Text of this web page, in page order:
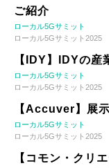
ご紹介
ローカル5Gサミット
ローカル5Gサミット2025
【IDY】IDYの産
ローカル5Gサミット
ローカル5Gサミット2025
【Accuver】展
ローカル5Gサミット
ローカル5Gサミット2025
【コモン・クリ